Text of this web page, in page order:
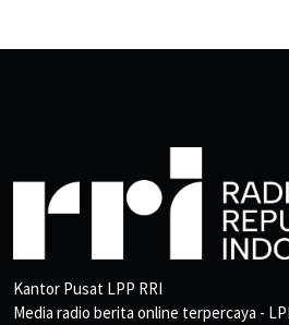
Kantor Pusat LPP RRI
Media radio berita online terpercaya -